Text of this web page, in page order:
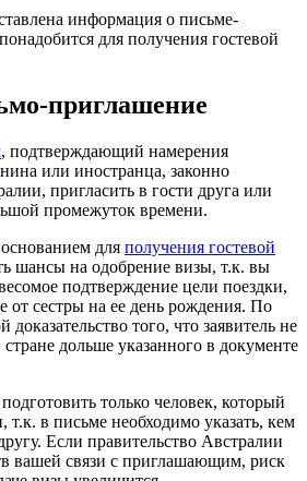
информация о письме-
для получения гостевой
приглашение
, подтверждающий намерения
или иностранца, законно
пригласить в гости друга или
промежуток времени.
для получения гостевой
шансы на одобрение визы, т.к. вы
подтверждение цели поездки,
от сестры на ее день рождения. По
доказательство того, что заявитель не
стране дольше указанного в документе
только человек, который
т.к. в письме необходимо указать, кем
Если правительство Австралии
вашей связи с приглашающим, риск